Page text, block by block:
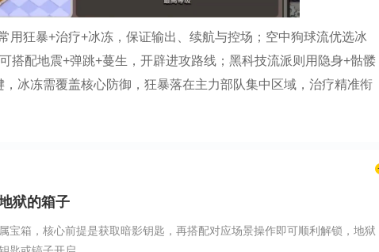
用狂暴+治疗+冰冻，保证输出、续航与控场；空中狗球流优选冰
搭配地震+弹跳+蔓生，开辟进攻路线；黑科技流派则用隐身+骷髅
冰冻需覆盖核心防御，狂暴落在主力部队集中区域，治疗精准衔
狱的箱子
宝箱，核心前提是获取暗影钥匙，再搭配对应场景操作即可顺利解锁，地狱